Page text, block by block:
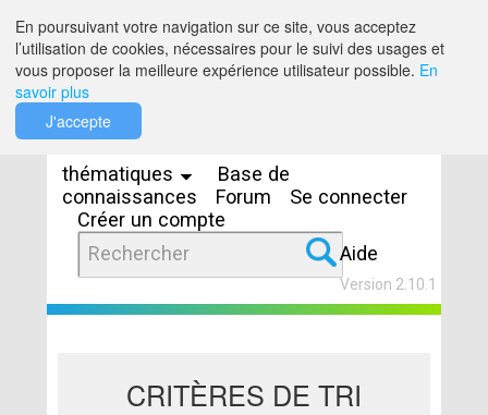
thématiques
Base de
connaissances
Forum
Se connecter
Créer un compte
Aide
Version 2.10.1
CRITÈRES DE TRI
En poursuivant votre navigation sur ce site, vous acceptez
l’utilisation de cookies, nécessaires pour le suivi des usages et
vous proposer la meilleure expérience utilisateur possible. En
savoir plus
J'accepte